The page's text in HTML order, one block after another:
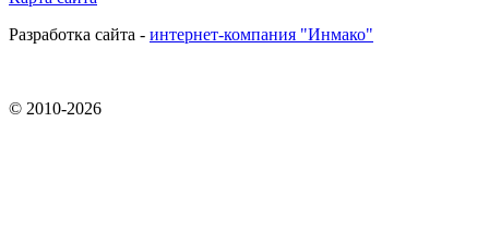
Разработка сайта - интернет-компания "Инмако"
© 2010-2026